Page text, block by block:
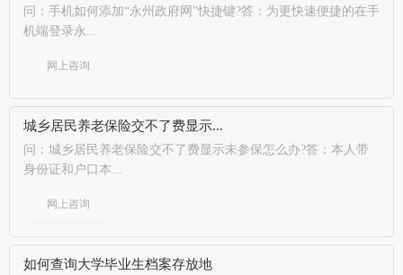
问：手机如何添加“永州政府网”快捷键?答：为更快速便捷的在手
机端登录永...
网上咨询
城乡居民养老保险交不了费显示...
问：城乡居民养老保险交不了费显示未参保怎么办?答：本人带
身份证和户口本...
网上咨询
如何查询大学毕业生档案存放地